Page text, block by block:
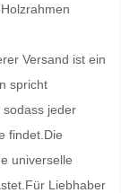
Versand ist ein
spricht
sodass jeder
findet.Die
universelle
Liebhaber